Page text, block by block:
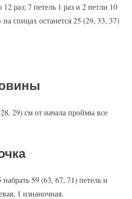
раз; 7 петель 1 раз и 2 петли 10
спицах останется 25 (29, 33, 37)
29) см от начала проймы все
59 (63, 67, 71) петель и
1 изнаночная.